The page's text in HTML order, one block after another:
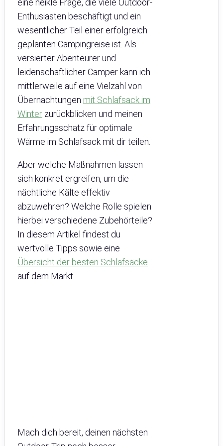
eine heikle Frage, die viele Outdoor-
Enthusiasten beschäftigt und ein
wesentlicher Teil einer erfolgreich
geplanten Campingreise ist. Als
versierter Abenteurer und
leidenschaftlicher Camper kann ich
mittlerweile auf eine Vielzahl von
Übernachtungen mit Schlafsack im
Winter zurückblicken und meinen
Erfahrungsschatz für optimale
Wärme im Schlafsack mit dir teilen.
Aber welche Maßnahmen lassen
sich konkret ergreifen, um die
nächtliche Kälte effektiv
abzuwehren? Welche Rolle spielen
hierbei verschiedene Zubehörteile?
In diesem Artikel findest du
wertvolle Tipps sowie eine
Übersicht der besten Schlafsäcke
auf dem Markt.
Mach dich bereit, deinen nächsten